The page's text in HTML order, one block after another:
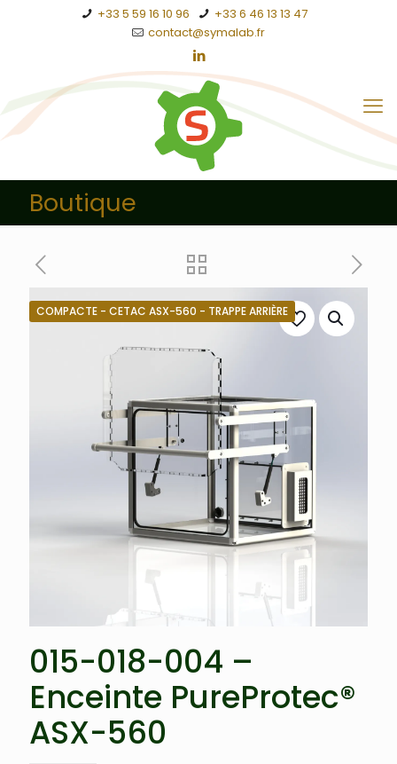
+33 5 59 16 10 96
+33 6 46 13 13 47
contact@symalab.fr
Boutique
COMPACTE - CETAC ASX-560 - TRAPPE ARRIÈRE
015-018-004 –
Enceinte PureProtec®
ASX-560